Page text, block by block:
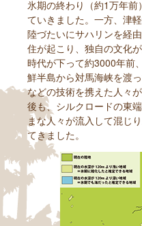
氷期の終わり（約1万年
ていきました。一方、津
陸づたいにサハリンを経
住が起こり、独自の文化
時代が下って約3000年前
鮮半島から対馬海峡を渡
などの技術を携えた人々
後も、シルクロードの東
まな人々が流入して混じ
てきました。